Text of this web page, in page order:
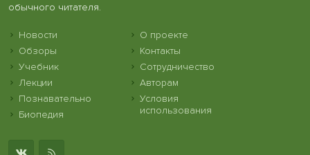
обычного читателя.
Новости
Обзоры
Учебник
Лекции
Познавательно
Биопедия
О проекте
Контакты
Сотрудничество
Авторам
Условия
использования